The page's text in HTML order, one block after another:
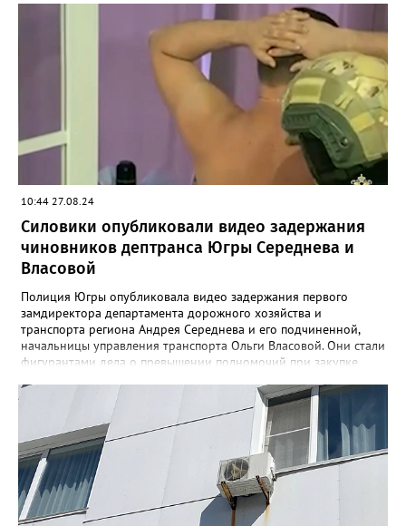
на сумму более 140 млн рублей, что существенно превышает
его доходы и доходы его семьи за последние три года.»,-
сообщили в ведомстве. Депутат не предоставил справку о
доходах за прошедший год. Он направил уведомление о том,
что каких-либо крупных сделок, предусмотренных законом, не
10:44 27.08.24
Силовики опубликовали видео задержания
чиновников дептранса Югры Середнева и
Власовой
Полиция Югры опубликовала видео задержания первого
замдиректора департамента дорожного хозяйства и
транспорта региона Андрея Середнева и его подчиненной,
начальницы управления транспорта Ольги Власовой. Они стали
фигурантами дела о превышении полномочий при закупке
году чиновники приобрели 165 автобусов по цене,
завышенной на 30%. Кроме того, комплектация поставляемой
автомобильной техники не соответствовала условиям
контракта. Разница в цене между автобусом с кондиционером
и без него составила 812 тысяч рублей. В результате
незаконных действий фигурантов бюджету Югры причинен
ущерб в размере свыше 800 млн руб.